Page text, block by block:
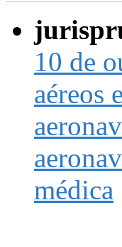
10 de
aéreos
médica